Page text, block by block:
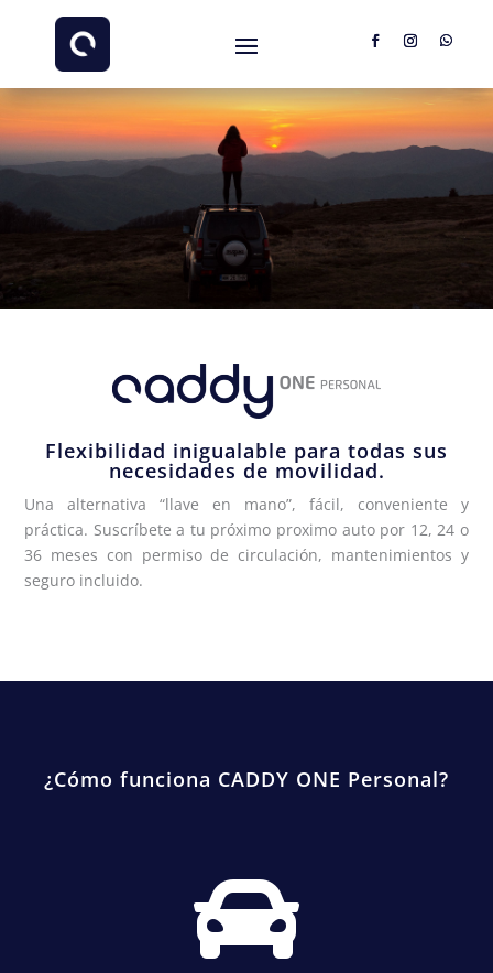
Flexibilidad inigualable para todas sus
necesidades de movilidad.
Una alternativa “llave en mano”, fácil, conveniente y
práctica. Suscríbete a tu próximo proximo auto por 12, 24 o
36 meses con permiso de circulación, mantenimientos y
seguro incluido.
¿Cómo funciona CADDY ONE Personal?
